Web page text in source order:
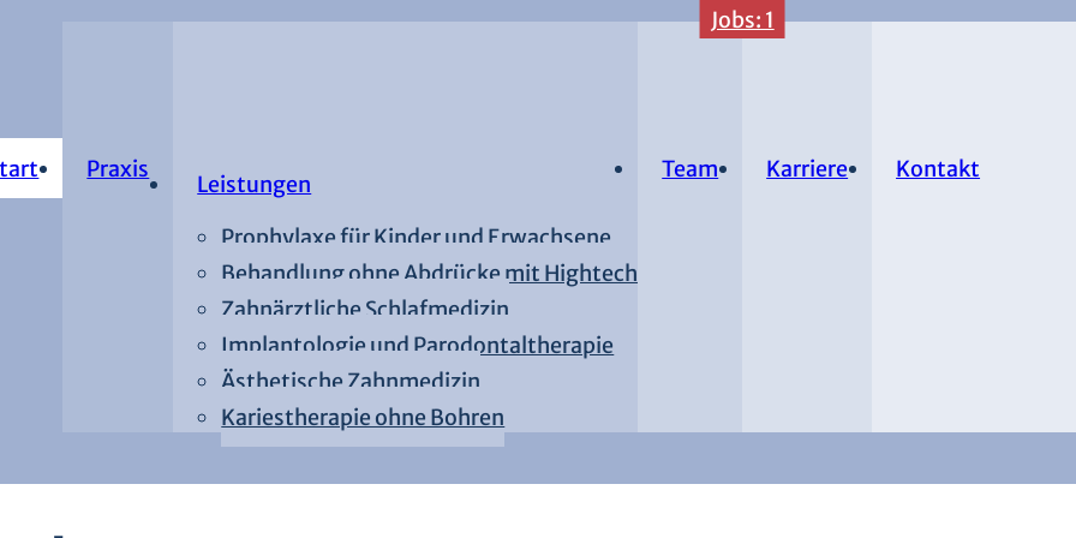
Praxis
Leistungen
Prophylaxe für Kinder und Erwachsene
Behandlung ohne Abdrücke mit Hightech
Zahnärztliche Schlafmedizin
Implantologie und Parodontaltherapie
Ästhetische Zahnmedizin
Kariestherapie ohne Bohren
Team
Jobs: 1
Karriere Kontakt